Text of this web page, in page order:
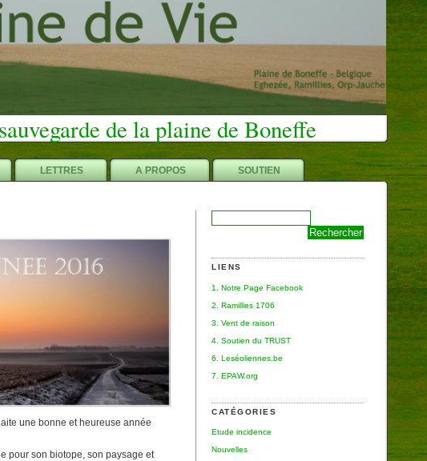
de la plaine de Boneffe
LETTRES A PROPOS SOUTIEN
LIENS
1. Notre Page Facebook
2. Ramillies 1706
3. Vent de raison
4. Soutien du TRUST
6. Leséoliennes.be
7. EPAW.org
CATÉGORIES
Etude incidence
Nouvelles
une bonne et heureuse année
pour son biotope, son paysage et